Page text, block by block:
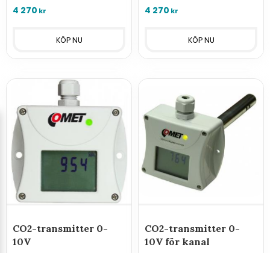
utgångar 0-10V
4 270 kr
utgång 4-20 mA
4 270 kr
CO2-transmitter 0-
10V
CO2-transmitter 0-
10V för kanal